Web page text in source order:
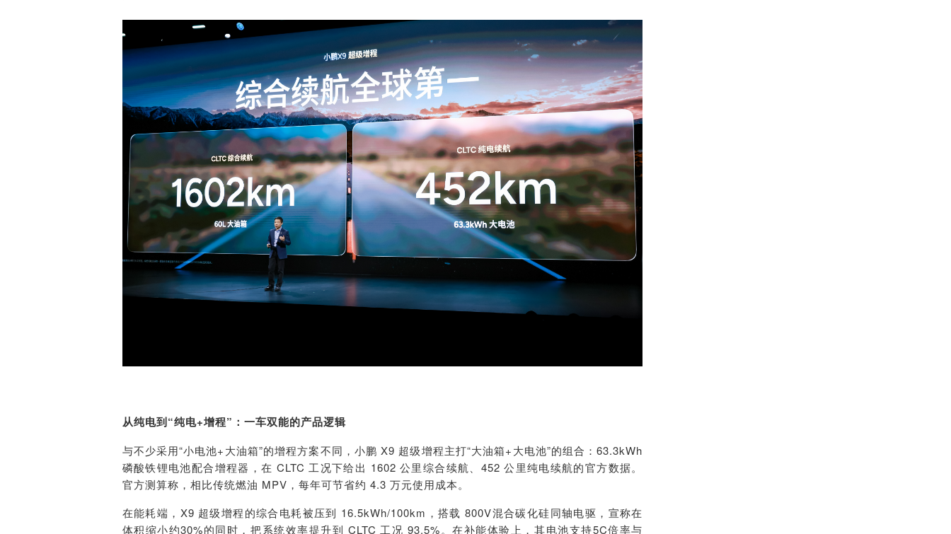
从纯电到“纯电+增程”：一车双能的产品逻辑
与不少采用“小电池+大油箱”的增程方案不同，小鹏 X9 超级增程主打“大油箱+大电池”的组合：63.3kWh
磷酸铁锂电池配合增程器，在 CLTC 工况下给出 1602 公里综合续航、452 公里纯电续航的官方数据。
官方测算称，相比传统燃油 MPV，每年可节省约 4.3 万元使用成本。
在能耗端，X9 超级增程的综合电耗被压到 16.5kWh/100km，搭载 800V混合碳化硅同轴电驱，宣称在
体积缩小约30%的同时，把系统效率提升到 CLTC 工况 93.5%。在补能体验上，其电池支持5C倍率与